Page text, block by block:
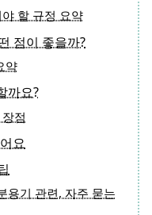
할 규정 요약
점이 좋을까?
약
까요?
점
요
용기 관련, 자주 묻는